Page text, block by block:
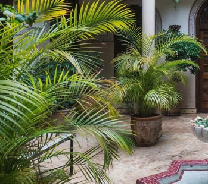
Réunion
Cote d'Ivoire
Egypte
Tunisie
Madagascar
Japon
Corée du Sud
Maldives
Émirats arabes unis
Philippines
Indonésie
Malaisie
Les Antilles